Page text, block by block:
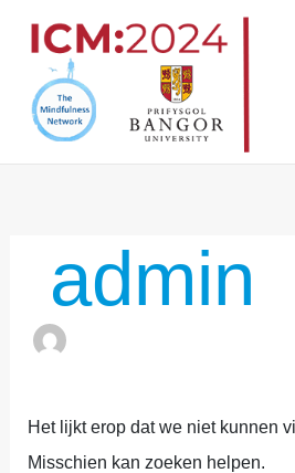
naar
inhoud
admin
Het lijkt erop dat we niet kunnen
Misschien kan zoeken helpen.